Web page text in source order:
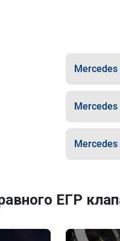
Mercedes
Mercedes
Mercedes
ЕГР